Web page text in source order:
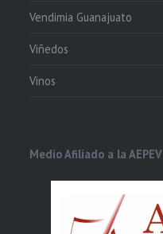
Vendimia Guanajuato
Viñedos
Vinos
Medio Afiliado a la AEPEV